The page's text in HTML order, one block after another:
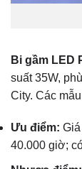
Bi gầm LED
suất 35W,
City. Các
Ưu điểm:
40.000 giờ;